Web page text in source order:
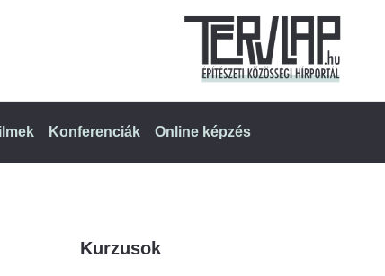
Konferenciák Online képzés
Kurzusok